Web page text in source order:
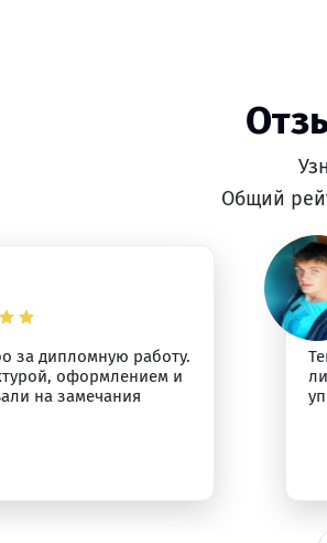
Общий
за дипломную работу.
оформлением и
на замечания